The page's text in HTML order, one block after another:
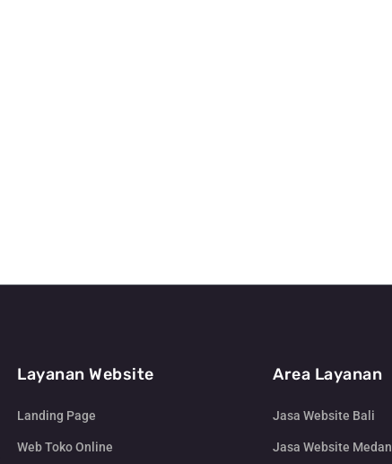
Layanan Website
Landing Page
Web Toko Online
Area Layanan
Jasa Website Bali
Jasa Website Medan